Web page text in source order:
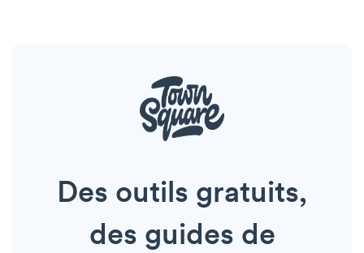
Des outils gratuits,
des guides de